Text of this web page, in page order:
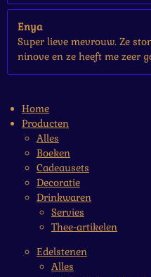
Enya
Super lieve mevrouw. Ze
ninove en ze heeft me zeer
Home
Producten
Alles
Boeken
Cadeausets
Decoratie
Drinkwaren
Servies
Thee-artikelen
Edelstenen
Alles